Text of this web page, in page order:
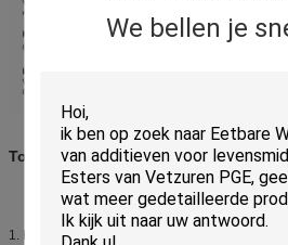
We bellen je
Toepassingen:
1. Margarine